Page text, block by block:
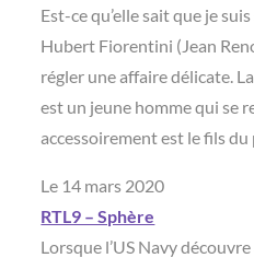
Est-ce qu’elle sait que je
Hubert Fiorentini (Jean
régler une affaire délicate.
est un jeune homme qui se
accessoirement est le fils
Le 14 mars 2020
RTL9 – Sphère
Lorsque l’US Navy